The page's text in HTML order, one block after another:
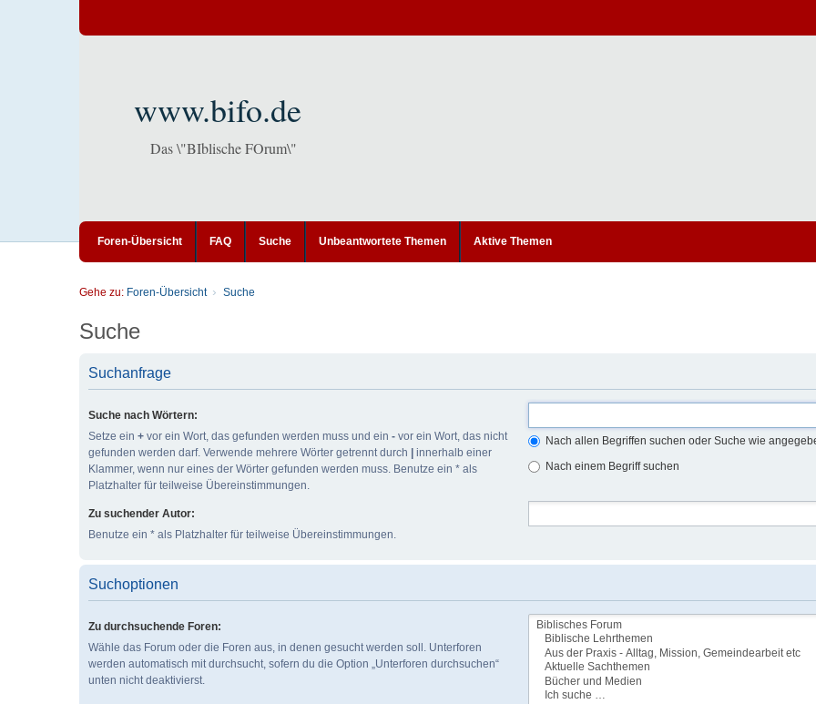
www.bifo.de
Das \"BIblische FOrum\"
Foren-Übersicht FAQ Suche Unbeantwortete Themen Aktive Themen
Gehe zu: Foren-Übersicht Suche
Suche
Suchanfrage
Suche nach Wörtern:
Setze ein + vor ein Wort, das gefunden werden muss und ein - vor ein Wort, das nicht
gefunden werden darf. Verwende mehrere Wörter getrennt durch
innerhalb einer
Klammer, wenn nur eines der Wörter gefunden werden muss. Benutze ein * als
Platzhalter für teilweise Übereinstimmungen.
Nach allen Begriffen suchen oder Suche wie
Nach einem Begriff suchen
Zu suchender Autor:
Benutze ein * als Platzhalter für teilweise Übereinstimmungen.
Suchoptionen
Zu durchsuchende Foren:
Wähle das Forum oder die Foren aus, in denen gesucht werden soll. Unterforen
werden automatisch mit durchsucht, sofern du die Option „Unterforen durchsuchen“
unten nicht deaktivierst.